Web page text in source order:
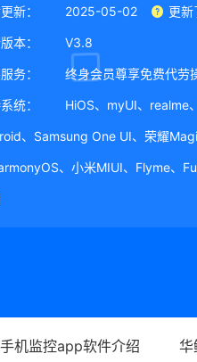
新： 2025-05-02 更新
本： V3.8
务： 终身会员尊享免费代劳
统： HiOS、myUI、realme
、Samsung One UI、荣耀
、小米MIUI、Flyme、
机监控app软件介绍 华